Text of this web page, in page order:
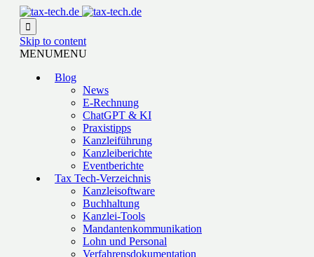

Skip to content
MENUMENU
Blog
News
E-Rechnung
ChatGPT & KI
Praxistipps
Kanzleiführung
Kanzleiberichte
Eventberichte
Tax Tech-Verzeichnis
Kanzleisoftware
Buchhaltung
Kanzlei-Tools
Mandantenkommunikation
Lohn und Personal
Verfahrensdokumentation